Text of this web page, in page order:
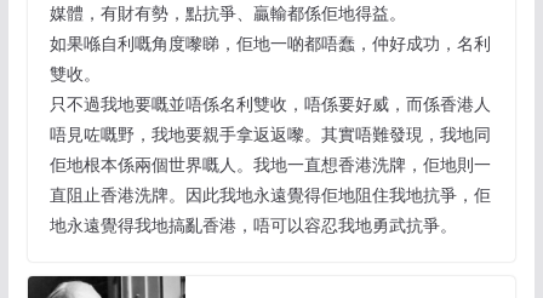
媒體，有財有勢，點抗爭、贏輸都係佢地得益。
如果喺自利嘅角度嚟睇，佢地一啲都唔蠢，仲好成功，名利
雙收。
只不過我地要嘅並唔係名利雙收，唔係要好威，而係香港人
唔見咗嘅野，我地要親手拿返返嚟。其實唔難發現，我地同
佢地根本係兩個世界嘅人。我地一直想香港洗牌，佢地則一
直阻止香港洗牌。因此我地永遠覺得佢地阻住我地抗爭，佢
地永遠覺得我地搞亂香港，唔可以容忍我地勇武抗爭。